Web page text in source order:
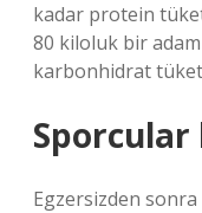
kadar protein
80 kiloluk bir
karbonhidrat
Egzersizden